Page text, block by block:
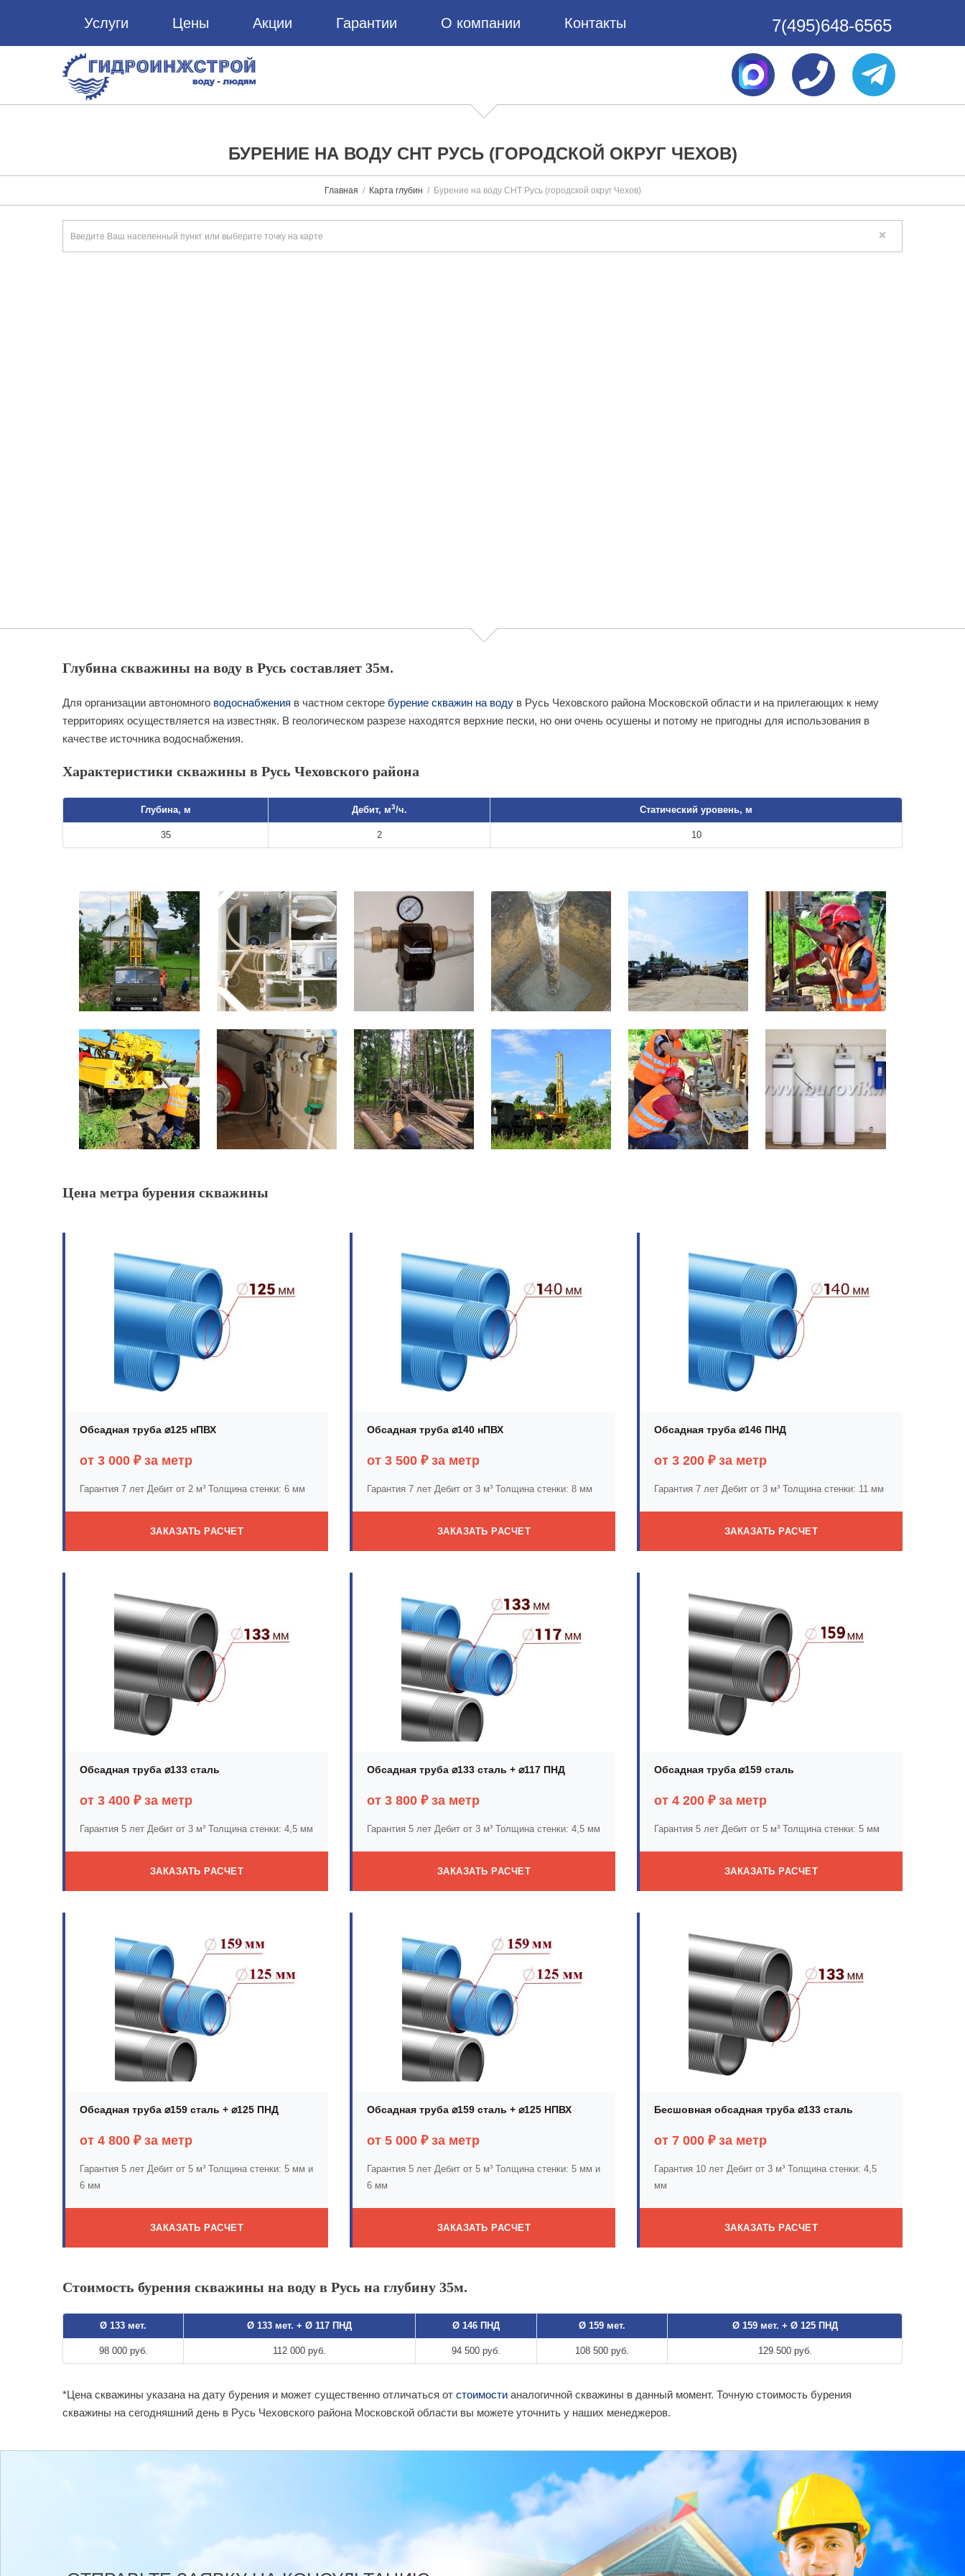
Услуги Цены Акции Гарантии О компании Контакты 7(495)648-6565
БУРЕНИЕ НА ВОДУ СНТ РУСЬ (ГОРОДСКОЙ ОКРУГ ЧЕХОВ)
Главная Карта глубин Бурение на воду СНТ Русь (городской округ Чехов)
Глубина скважины на воду в Русь составляет 35м.
Для организации автономного водоснабжения в частном секторе бурение скважин на воду в Русь Чеховского района Московской области и на прилегающих к нему
территориях осуществляется на известняк. В геологическом разрезе находятся верхние пески, но они очень осушены и потому не пригодны для использования в
качестве источника водоснабжения.
Характеристики скважины в Русь Чеховского района
Глубина, м Дебит, м3/ч. Статический уровень, м
35 2 10
Цена метра бурения скважины
Обсадная труба ⌀125 нПВХ
от 3 000 ₽ за метр
Гарантия 7 лет Дебит от 2 м³ Толщина стенки: 6 мм
ЗАКАЗАТЬ РАСЧЕТ
Обсадная труба ⌀140 нПВХ
от 3 500 ₽ за метр
Гарантия 7 лет Дебит от 3 м³ Толщина стенки: 8 мм
ЗАКАЗАТЬ РАСЧЕТ
Обсадная труба ⌀146 ПНД
от 3 200 ₽ за метр
Гарантия 7 лет Дебит от 3 м³ Толщина стенки: 11 мм
ЗАКАЗАТЬ РАСЧЕТ
Обсадная труба ⌀133 сталь
от 3 400 ₽ за метр
Гарантия 5 лет Дебит от 3 м³ Толщина стенки: 4,5 мм
ЗАКАЗАТЬ РАСЧЕТ
Обсадная труба ⌀133 сталь + ⌀117 ПНД
от 3 800 ₽ за метр
Гарантия 5 лет Дебит от 3 м³ Толщина стенки: 4,5 мм
ЗАКАЗАТЬ РАСЧЕТ
Обсадная труба ⌀159 сталь
от 4 200 ₽ за метр
Гарантия 5 лет Дебит от 5 м³ Толщина стенки: 5 мм
ЗАКАЗАТЬ РАСЧЕТ
Обсадная труба ⌀159 сталь + ⌀125 ПНД
от 4 800 ₽ за метр
Гарантия 5 лет Дебит от 5 м³ Толщина стенки: 5 мм и
6 мм
ЗАКАЗАТЬ РАСЧЕТ
Обсадная труба ⌀159 сталь + ⌀125 НПВХ
от 5 000 ₽ за метр
Гарантия 5 лет Дебит от 5 м³ Толщина стенки: 5 мм и
6 мм
ЗАКАЗАТЬ РАСЧЕТ
Бесшовная обсадная труба ⌀133 сталь
от 7 000 ₽ за метр
Гарантия 10 лет Дебит от 3 м³ Толщина стенки: 4,5
мм
ЗАКАЗАТЬ РАСЧЕТ
Стоимость бурения скважины на воду в Русь на глубину 35м.
Ø 133 мет. Ø 133 мет. + Ø 117 ПНД Ø 146 ПНД Ø 159 мет. Ø 159 мет. + Ø 125 ПНД
98 000 руб. 112 000 руб. 94 500 руб. 108 500 руб. 129 500 руб.
*Цена скважины указана на дату бурения и может существенно отличаться от стоимости аналогичной скважины в данный момент. Точную стоимость бурения
скважины на сегодняшний день в Русь Чеховского района Московской области вы можете уточнить у наших менеджеров.